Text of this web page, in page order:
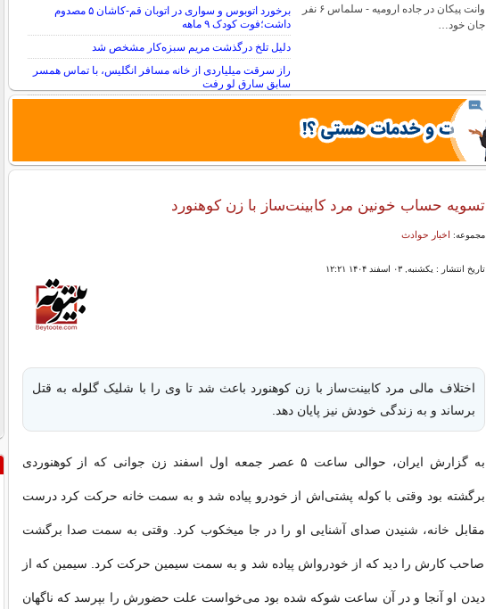
وانت پیکان در جاده ارومیه - سلماس ۶ نفر
جان خود…
برخورد اتوبوس و سواری در اتوبان قم-کاشان ۵ مصدوم
داشت؛فوت کودک ۹ ماهه
دلیل تلخ درگذشت مریم سبزه‌کار مشخص شد
راز سرقت میلیاردی از خانه مسافر انگلیس، با تماس همسر
سابق سارق لو رفت
تسویه حساب خونین مرد کابینت‌ساز با زن کوهنورد
مجموعه: اخبار حوادث
تاریخ انتشار : یکشنبه, ۰۳ اسفند ۱۴۰۴ ۱۲:۲۱
اختلاف مالی مرد کابینت‌ساز با زن کوهنورد باعث شد تا وی را با شلیک گلوله به قتل
برساند و به زندگی خودش نیز پایان دهد.
به گزارش ایران، حوالی ساعت ۵ عصر جمعه اول اسفند زن جوانی که از کوهنوردی
برگشته بود وقتی با کوله پشتی‌اش از خودرو پیاده شد و به سمت خانه حرکت کرد درست
مقابل خانه، شنیدن صدای آشنایی او را در جا میخکوب کرد. وقتی به سمت صدا برگشت
صاحب کارش را دید که از خودرواش پیاده شد و به سمت سیمین حرکت کرد. سیمین که از
دیدن او آنجا و در آن ساعت شوکه شده بود می‌خواست علت حضورش را بپرسد که ناگهان